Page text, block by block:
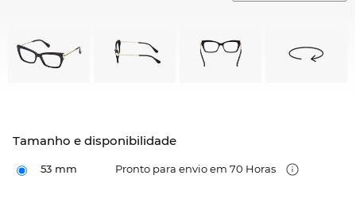
Tamanho e disponibilidade
53 mm Pronto para envio em 70 Horas